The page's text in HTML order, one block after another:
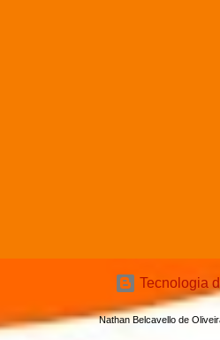
Tecnologia
Nathan Belcavello de